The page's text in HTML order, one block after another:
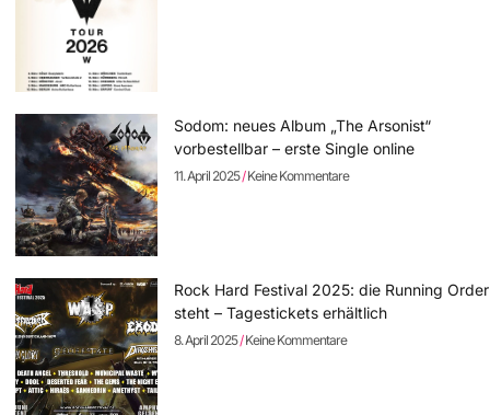
Sodom: neues Album „The Arsonist“
vorbestellbar – erste Single online
11. April 2025 Keine Kommentare
Rock Hard Festival 2025: die Running Order
steht – Tagestickets erhältlich
8. April 2025 Keine Kommentare